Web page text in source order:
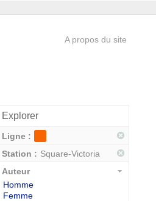
A propos du site
Explorer
Ligne :
Station : Square-Victoria
Auteur
Homme
Femme